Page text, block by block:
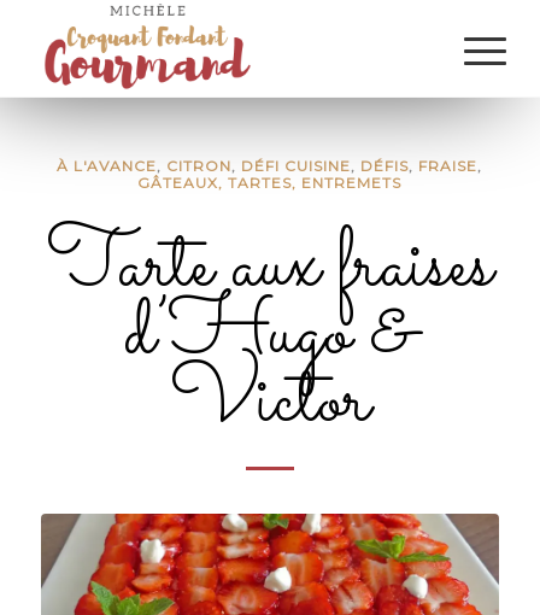
À L'AVANCE, CITRON, DÉFI CUISINE, DÉFIS, FRAISE,
GÂTEAUX, TARTES, ENTREMETS
Tarte aux fraises
d’Hugo &
Victor